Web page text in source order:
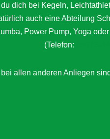
dich bei Kegeln,
auch eine Abteilung
Power Pump, Yoga
(Telefon:
allen anderen Anliegen